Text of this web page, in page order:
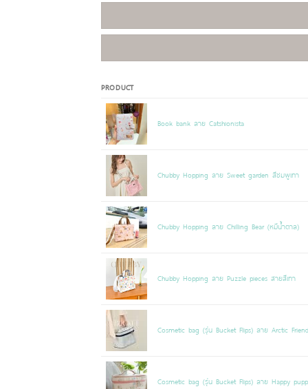
PRODUCT
Book bank ลาย Catshionista
Chubby Hopping ลาย Sweet garden สีชมพูเทา
Chubby Hopping ลาย Chilling Bear (หมีน้ำตาล)
Chubby Hopping ลาย Puzzle pieces สายสีเทา
Cosmetic bag (รุ่น Bucket Flips) ลาย Arctic
Cosmetic bag (รุ่น Bucket Flips) ลาย Happy